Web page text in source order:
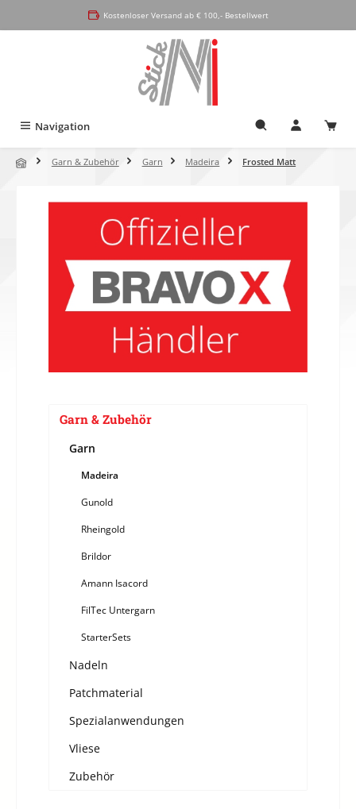
Kostenloser Versand ab € 100,- Bestellwert
Navigation
Garn & Zubehör Garn Madeira Frosted Matt
Garn & Zubehör
Garn
Madeira
Gunold
Rheingold
Brildor
Amann Isacord
FilTec Untergarn
StarterSets
Nadeln
Patchmaterial
Spezialanwendungen
Vliese
Zubehör